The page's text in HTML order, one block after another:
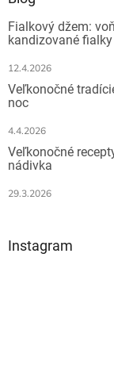
Fialkový džem:
kandizované fialky
12.4.2026
Veľkonočné
noc
4.4.2026
Veľkonočné
nádivka
29.3.2026
Instagram